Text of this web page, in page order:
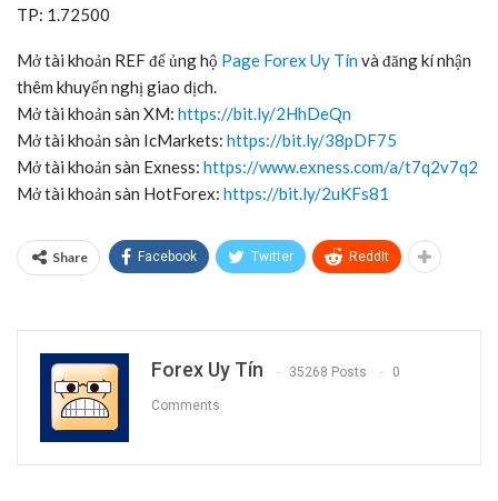
TP: 1.72500
Mở tài khoản REF để ủng hộ Page Forex Uy Tínvà đăng kí nhận
thêm khuyến nghị giao dịch.
Mở tài khoản sàn XM: https://bit.ly/2HhDeQn
Mở tài khoản sàn IcMarkets: https://bit.ly/38pDF75
Mở tài khoản sàn Exness: https://www.exness.com/a/t7q2v7q2
Mở tài khoản sàn HotForex: https://bit.ly/2uKFs81
Share Facebook Twitter ReddIt
Forex Uy Tín 35268 Posts 0
Comments